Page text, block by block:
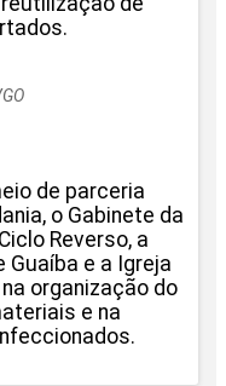
de parceria
o Gabinete da
Reverso, a
e a Igreja
organização do
e na